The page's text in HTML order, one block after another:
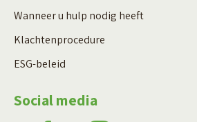
Wanneer u hulp nodig heeft
Klachtenprocedure
ESG-beleid
Social media